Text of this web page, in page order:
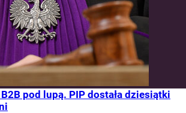
pod lupą. PIP dostała dziesiątki